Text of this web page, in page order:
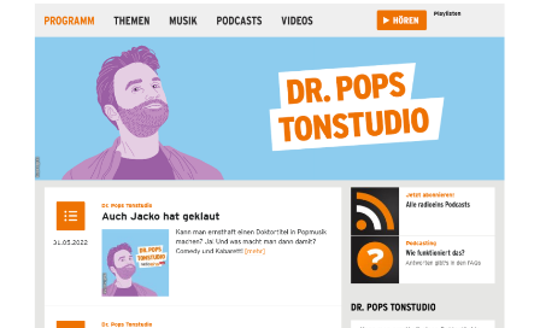
FRISCHE
JAZZ-
CDS
DER
HÖRBAR
MAI
2022